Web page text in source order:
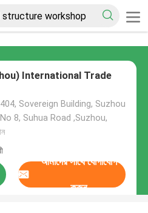
International Trade
Sovereign Building, Suzhou
8, Suhua Road ,Suzhou,
আমাদের সাথে যোগাযোগ
করুন